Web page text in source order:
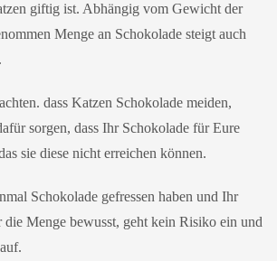
giftig ist. Abhängig vom Gewicht der
Menge an Schokolade steigt auch
dass Katzen Schokolade meiden,
sorgen, dass Ihr Schokolade für Eure
sie diese nicht erreichen können.
Schokolade gefressen haben und Ihr
die Menge bewusst, geht kein Risiko ein und